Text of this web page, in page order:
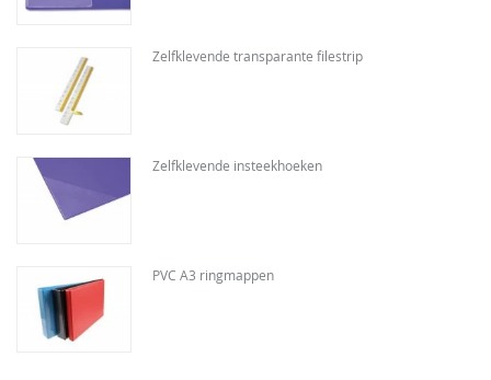
Zelfklevende transparante filestrip
Zelfklevende insteekhoeken
PVC A3 ringmappen